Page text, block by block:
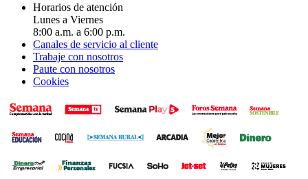
Horarios de atención
Lunes a Viernes
8:00 a.m. a 6:00 p.m.
Canales de servicio al cliente
Trabaje con nosotros
Paute con nosotros
Cookies